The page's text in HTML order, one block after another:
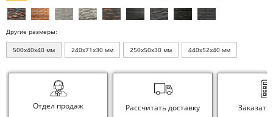
Другие размеры:
500x40x40 мм 240x71x30 мм 250x50x30 мм 440x52x40 мм
Отдел продаж Рассчитать доставку Заказать